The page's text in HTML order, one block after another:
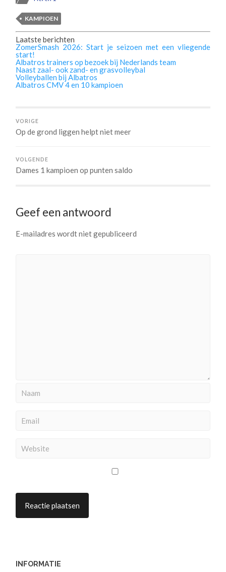
KAMPIOEN
Laatste berichten
ZomerSmash 2026: Start je seizoen met een vliegende
start!
Albatros trainers op bezoek bij Nederlands team
Naast zaal- ook zand- en grasvolleybal
Volleyballen bij Albatros
Albatros CMV 4 en 10 kampioen
VORIGE
Op de grond liggen helpt niet meer
VOLGENDE
Dames 1 kampioen op punten saldo
Geef een antwoord
E-mailadres wordt niet gepubliceerd
INFORMATIE